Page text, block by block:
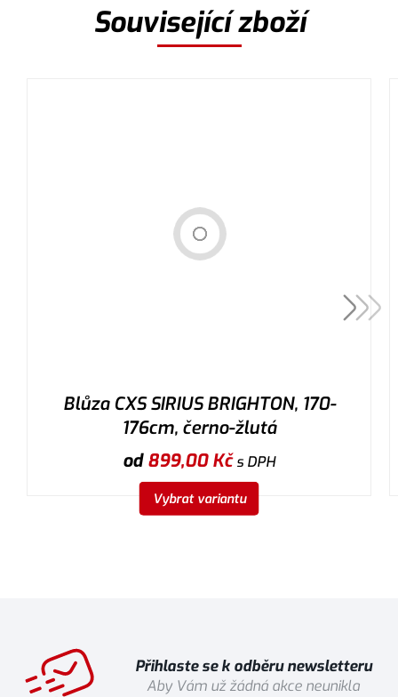
Související zboží
Blůza CXS SIRIUS BRIGHTON, 170-
176cm, černo-žlutá
od899,00Kčs DPH
Vybrat variantu
Přihlaste se k odběru newsletteru
Aby Vám už žádná akce neunikla